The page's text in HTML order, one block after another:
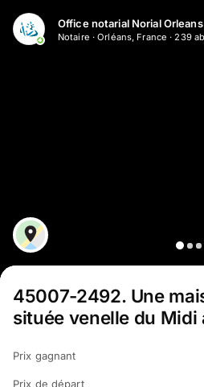
Office notarial Norial Orleans
Notaire ·Orléans, France · 239
45007-2492. Une
située venelle du Midi
Prix gagnant
Prix de départ